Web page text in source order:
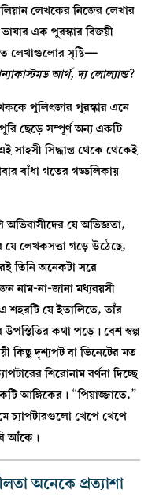
লেখকের নিজের লেখার
এক পুরস্কার বিজয়ী
লেখাগুলোর সৃষ্টি—
আর্থ, দ্য লোল্যান্ড?
পুলিৎজার পুরস্কার এনে
ছেড়ে সম্পূর্ণ অন্য একটি
সাহসী সিদ্ধান্ত থেকে থেকেই
বাঁধা গতের গড্ডলিকায়
অভিবাসীদের যে অভিজ্ঞতা,
যে লেখকসত্তা গড়ে উঠেছে,
তিনি অনেকটা সরে
নাম-না-জানা মধ্যবয়সী
শহরটি যে ইতালিতে, তাঁর
উপস্থিতির কথা পড়ে। বেশ স্বল্প
কিছু দৃশ্যপট বা ভিনেটের মত
শিরোনাম বর্ণনা দিচ্ছে
আঙ্গিকের। “পিয়াজ্জাতে,”
চ্যাপটারগুলো খেপে খেপে
আঁকে।
অনেকে প্রত্যাশা